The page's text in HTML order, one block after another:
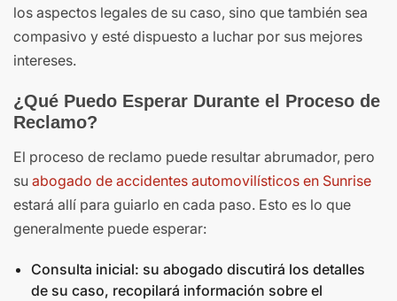
los aspectos legales de su caso, sino que también sea
compasivo y esté dispuesto a luchar por sus mejores
intereses.
¿Qué Puedo Esperar Durante el Proceso de
Reclamo?
El proceso de reclamo puede resultar abrumador, pero
su abogado de accidentes automovilísticos en Sunrise
estará allí para guiarlo en cada paso. Esto es lo que
generalmente puede esperar:
Consulta inicial: su abogado discutirá los detalles
de su caso, recopilará información sobre el